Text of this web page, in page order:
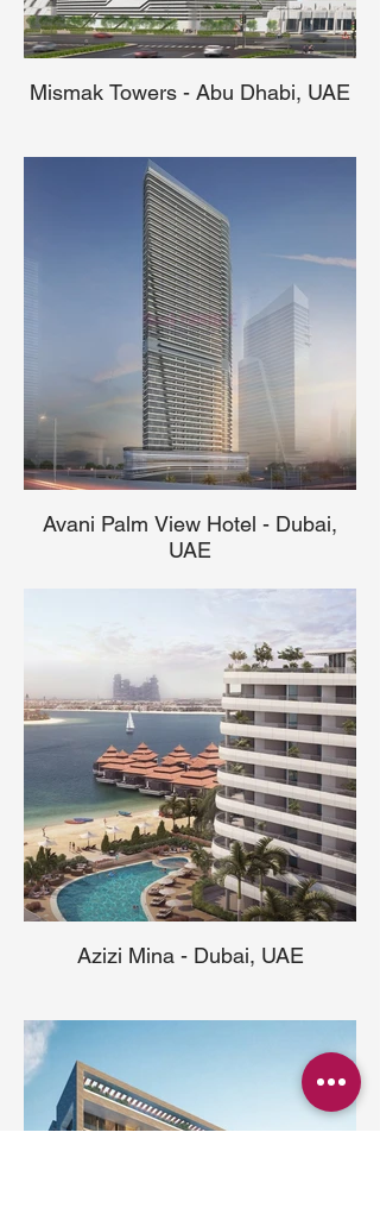
Mismak Towers - Abu Dhabi, UAE
Avani Palm View Hotel - Dubai,
UAE
Azizi Mina - Dubai, UAE